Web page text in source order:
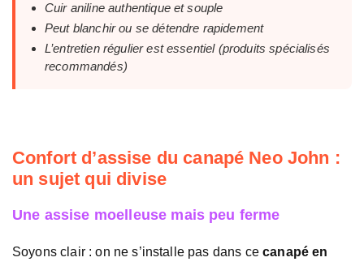
Cuir aniline authentique et souple
Peut blanchir ou se détendre rapidement
L’entretien régulier est essentiel (produits spécialisés
recommandés)
Confort d’assise du canapé Neo John :
un sujet qui divise
Une assise moelleuse mais peu ferme
Soyons clair : on ne s’installe pas dans cecanapé en